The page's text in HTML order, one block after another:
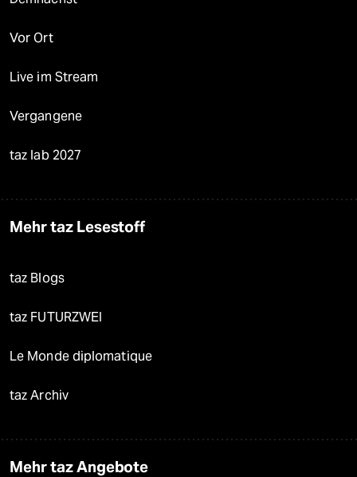
Vor Ort
Live im Stream
Vergangene
taz lab 2027
Mehr taz Lesestoff
taz Blogs
taz FUTURZWEI
Le Monde diplomatique
taz Archiv
Mehr taz Angebote